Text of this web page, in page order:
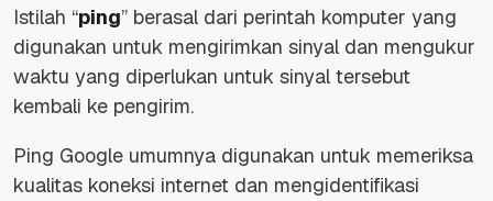
Istilah “ping” berasal dari perintah komputer yang
digunakan untuk mengirimkan sinyal dan mengukur
waktu yang diperlukan untuk sinyal tersebut
kembali ke pengirim.
Ping Google umumnya digunakan untuk memeriksa
kualitas koneksi internet dan mengidentifikasi